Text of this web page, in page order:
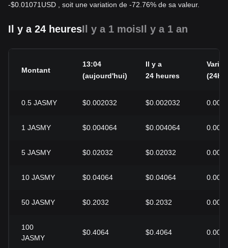
-$0.01071 USD , soit une variation de -72.76% de sa valeur.
Il y a 24 heuresIl y a 1 moisIl y a 1 an
Montant
13:04
(aujourd'hui)
Il y a
24 heures
(24h)
0.5 JASMY $0.002032 $0.002032 0.00%
1 JASMY $0.004064 $0.004064 0.00%
5 JASMY $0.02032 $0.02032 0.00%
10 JASMY $0.04064 $0.04064 0.00%
50 JASMY $0.2032 $0.2032 0.00%
100
JASMY
$0.4064 $0.4064 0.00%